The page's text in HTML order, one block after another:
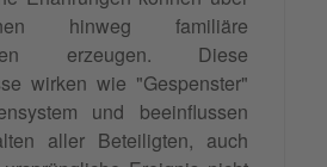
hinweg familiäre
erzeugen. Diese
wirken wie "Gespenster"
und beeinflussen
aller Beteiligten, auch